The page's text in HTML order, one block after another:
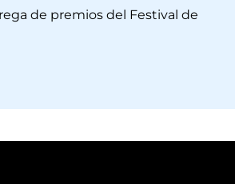
de premios del Festival de